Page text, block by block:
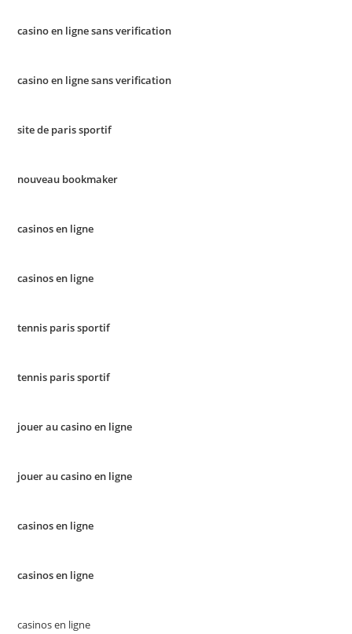
casino en ligne sans verification
casino en ligne sans verification
site de paris sportif
nouveau bookmaker
casinos en ligne
casinos en ligne
tennis paris sportif
tennis paris sportif
jouer au casino en ligne
jouer au casino en ligne
casinos en ligne
casinos en ligne
casinos en ligne